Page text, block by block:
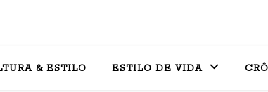
& ESTILO ESTILO DE VIDA